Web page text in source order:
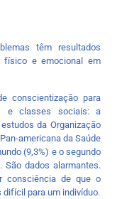
têm resultados
físico e emocional em
conscientização para
e classes sociais: a
da Organização
americana da Saúde
(9,3%) e o segundo
São dados alarmantes.
consciência de que o
difícil para um indivíduo.